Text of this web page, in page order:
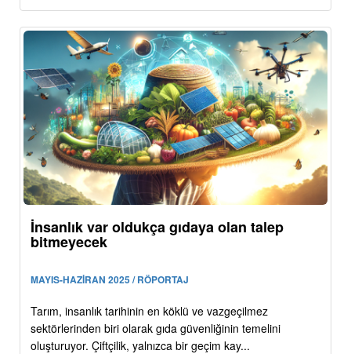
İnsanlık var oldukça gıdaya olan talep
bitmeyecek
MAYIS-HAZİRAN 2025 / RÖPORTAJ
Tarım, insanlık tarihinin en köklü ve vazgeçilmez
sektörlerinden biri olarak gıda güvenliğinin temelini
oluşturuyor. Çiftçilik, yalnızca bir geçim kay...